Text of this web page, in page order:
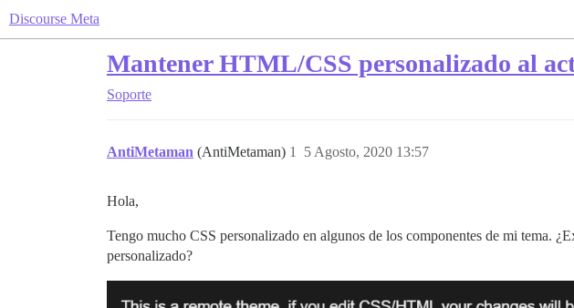
Discourse Meta
Mantener HTML/CSS personalizado al
Soporte
AntiMetaman (AntiMetaman) 5 Agosto, 2020 13:57
1
Hola,
Tengo mucho CSS personalizado en algunos de los componentes de mi tema.
personalizado?